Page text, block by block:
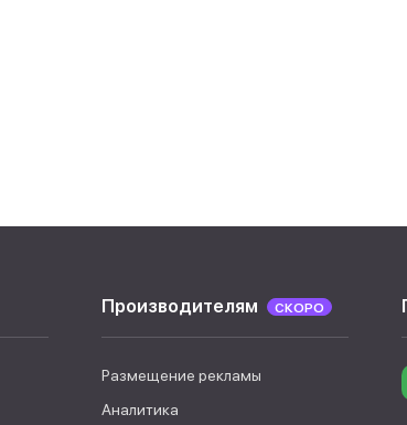
Производителям СКОРО
Размещение рекламы
Аналитика